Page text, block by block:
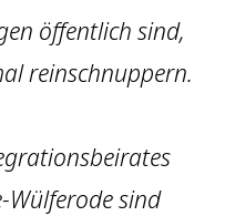
öffentlich sind,
reinschnuppern.
Wülferode sind